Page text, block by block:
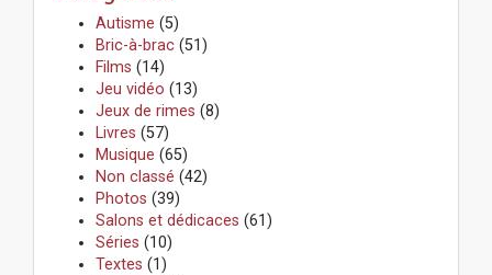
Autisme (5)
Bric-à-brac (51)
Films (14)
Jeu vidéo (13)
Jeux de rimes (8)
Livres (57)
Musique (65)
Non classé (42)
Photos (39)
Salons et dédicaces (61)
Séries (10)
Textes (1)